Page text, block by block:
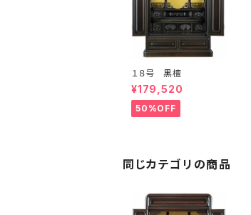
１８号 黒檀
¥179,520
50%OFF
同じカテゴリの商品